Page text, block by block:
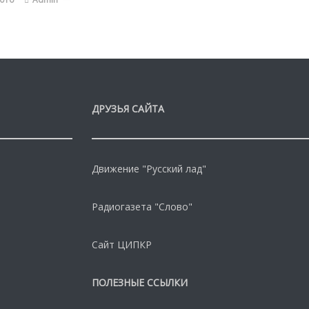
ДРУЗЬЯ САЙТА
Движение "Русский лад"
Радиогазета "Слово"
Сайт ЦИПКР
ПОЛЕЗНЫЕ ССЫЛКИ